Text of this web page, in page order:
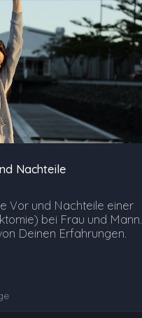
Nachteile
Vor und Nachteile einer
bei Frau und Mann.
Deinen Erfahrungen.